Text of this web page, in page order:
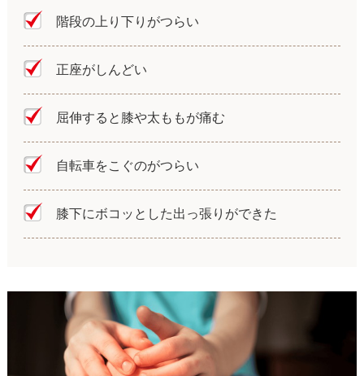
階段の上り下りがつらい
正座がしんどい
屈伸すると膝や太ももが痛む
自転車をこぐのがつらい
膝下にボコッとした出っ張りができた